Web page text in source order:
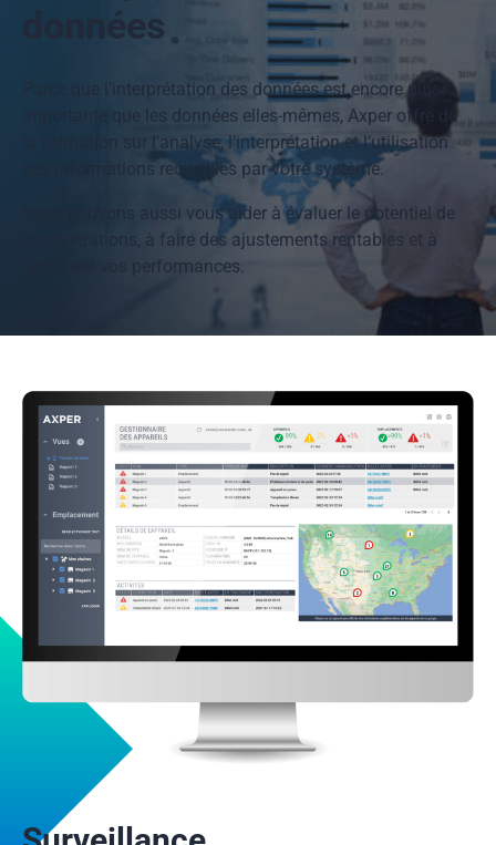
données
Parce que l’interprétation des données est encore plus
importante que les données elles-mêmes, Axper offre de
la formation sur l’analyse, l’interprétation et l’utilisation
des informations recueillies par votre système.
Nous pouvons aussi vous aider à évaluer le potentiel de
vos opérations, à faire des ajustements rentables et à
améliorer vos performances.